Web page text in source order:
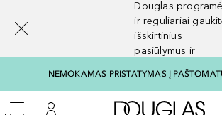
Douglas
ir reguliariai
išskirtinius
pasiūlymus ir
NEMOKAMAS PRISTATYMAS Į
Į
[navigation.slideout.screenreader]